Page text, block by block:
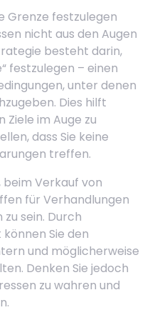
Grenze festzulegen
nicht aus den Augen
besteht darin,
festzulegen – einen
unter denen
Dies hilft
Ziele im Auge zu
dass Sie keine
treffen.
Verkauf von
für Verhandlungen
sein. Durch
Sie den
und möglicherweise
Denken Sie jedoch
zu wahren und